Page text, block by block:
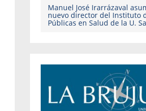
Manuel José Irarrázaval
nuevo director del Instituto
Públicas en Salud de la U.